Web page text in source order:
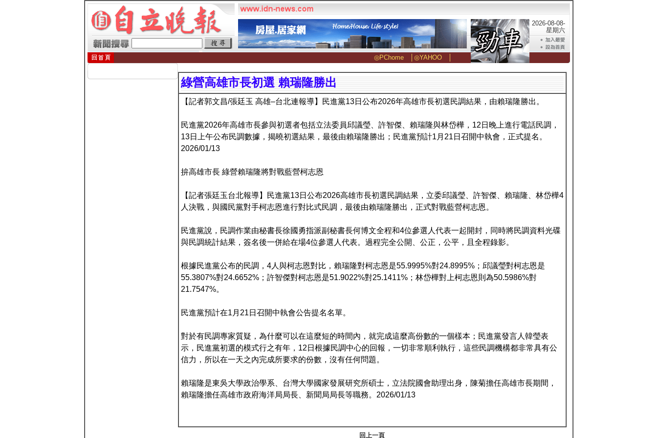
2026-08-08-
星期六
◎PChome│ ◎YAHOO│
綠營高雄市長初選 賴瑞隆勝出
【記者郭文昌/張廷玉 高雄–台北連報導】民進黨13日公布2026年高雄市長初選民調結果，由賴瑞隆勝出。
民進黨2026年高雄市長參與初選者包括立法委員邱議瑩、許智傑、賴瑞隆與林岱樺，12日晚上進行電話民調，
13日上午公布民調數據，揭曉初選結果，最後由賴瑞隆勝出；民進黨預計1月21日召開中執會，正式提名。
2026/01/13
拚高雄市長 綠營賴瑞隆將對戰藍營柯志恩
【記者張廷玉台北報導】民進黨13日公布2026高雄市長初選民調結果，立委邱議瑩、許智傑、賴瑞隆、林岱樺4
人決戰，與國民黨對手柯志恩進行對比式民調，最後由賴瑞隆勝出，正式對戰藍營柯志恩。
民進黨說，民調作業由秘書長徐國勇指派副秘書長何博文全程和4位參選人代表一起開封，同時將民調資料光碟
與民調統計結果，簽名後一併給在場4位參選人代表。過程完全公開、公正，公平，且全程錄影。
根據民進黨公布的民調，4人與柯志恩對比，賴瑞隆對柯志恩是55.9995%對24.8995%；邱議瑩對柯志恩是
55.3807%對24.6652%；許智傑對柯志恩是51.9022%對25.1411%；林岱樺對上柯志恩則為50.5986%對
21.7547%。
民進黨預計在1月21日召開中執會公告提名名單。
對於有民調專家質疑，為什麼可以在這麼短的時間內，就完成這麼高份數的一個樣本；民進黨發言人韓瑩表
示，民進黨初選的模式行之有年，12日根據民調中心的回報，一切非常順利執行，這些民調機構都非常具有公
信力，所以在一天之內完成所要求的份數，沒有任何問題。
賴瑞隆是東吳大學政治學系、台灣大學國家發展研究所碩士，立法院國會助理出身，陳菊擔任高雄市長期間，
賴瑞隆擔任高雄市政府海洋局局長、新聞局局長等職務。2026/01/13
回上一頁